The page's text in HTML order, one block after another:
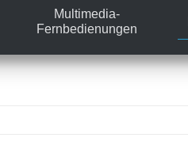
Multimedia-
Fernbedienungen